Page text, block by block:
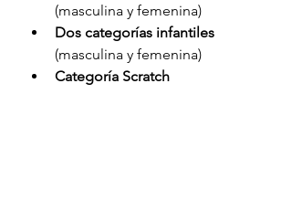
(masculina y femenina)
Dos categorías infantiles
(masculina y femenina)
Categoría Scratch